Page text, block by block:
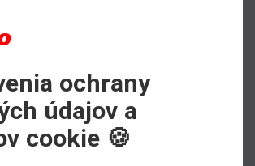
príslušenstvo
ochrany
údajov a
cookie 🍪